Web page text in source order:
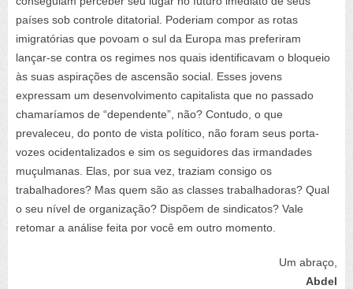
países sob controle ditatorial. Poderiam compor as rotas
imigratórias que povoam o sul da Europa mas preferiram
lançar-se contra os regimes nos quais identificavam o bloqueio
às suas aspirações de ascensão social. Esses jovens
expressam um desenvolvimento capitalista que no passado
chamaríamos de “dependente”, não? Contudo, o que
prevaleceu, do ponto de vista político, não foram seus porta-
vozes ocidentalizados e sim os seguidores das irmandades
muçulmanas. Elas, por sua vez, traziam consigo os
trabalhadores? Mas quem são as classes trabalhadoras? Qual
o seu nível de organização? Dispõem de sindicatos? Vale
retomar a análise feita por você em outro momento.
Um abraço,
Abdel